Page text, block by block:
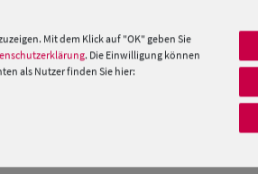
aktuellen
oder Wünsche
– 17:00 Uhr unter
Mit dem Klick auf "OK" geben Sie
. Die Einwilligung können
als Nutzer finden Sie hier: